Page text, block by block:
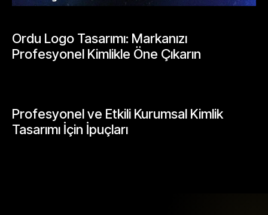
Ordu Logo Tasarımı: Markanızı
Profesyonel Kimlikle Öne Çıkarın
Profesyonel ve Etkili Kurumsal Kimlik
Tasarımı İçin İpuçları